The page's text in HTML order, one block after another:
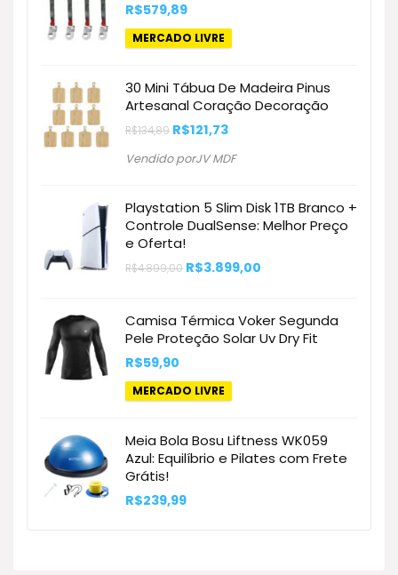
R$579,89
MERCADO LIVRE
30 Mini Tábua De Madeira Pinus
Artesanal Coração Decoração
R$134,89 O
original
era:
R$121,73O
atual
Vendido porJV MDF
Playstation 5 Slim Disk 1TB Branco +
Controle DualSense: Melhor Preço
e Oferta!
R$4.899,00 O
R$4.899,00.
R$3.899,00
R$3.899,00.
Camisa Térmica Voker Segunda
Pele Proteção Solar Uv Dry Fit
R$59,90
MERCADO LIVRE
Meia Bola Bosu Liftness WK059
Azul: Equilíbrio e Pilates com Frete
Grátis!
R$239,99